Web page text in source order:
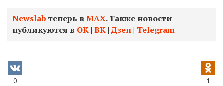
Newslab теперь в МАХ. Также новости
публикуются в ОК| ВК| Дзен| Telegram
0 1